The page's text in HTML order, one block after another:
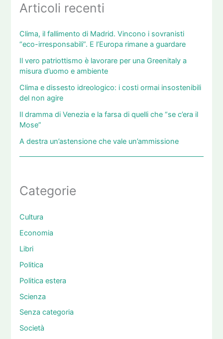
Articoli recenti
Clima, il fallimento di Madrid. Vincono i sovranisti
“eco-irresponsabili”. E l’Europa rimane a guardare
Il vero patriottismo è lavorare per una Greenitaly a
misura d’uomo e ambiente
Clima e dissesto idreologico: i costi ormai insostenibili
del non agire
Il dramma di Venezia e la farsa di quelli che “se c’era il
Mose”
A destra un’astensione che vale un’ammissione
Categorie
Cultura
Economia
Libri
Politica
Politica estera
Scienza
Senza categoria
Società